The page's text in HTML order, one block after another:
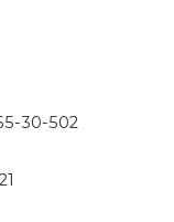
30-502